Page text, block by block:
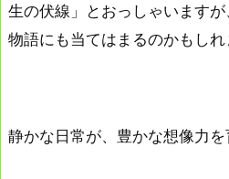
生の伏線」とおっしゃいます
物語にも当てはまるのかもしれ
静かな日常が、豊かな想像力を